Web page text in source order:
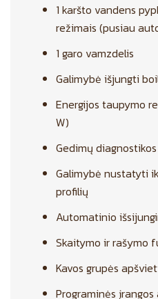
1 karšto vandens
režimais (pusiau
1 garo vamzdelis
Galimybė išjungti
Energijos taupymo
W)
Gedimų
Galimybė nustatyti
profilių
Automatinio
Skaitymo ir rašymo
Kavos grupės
Programinės